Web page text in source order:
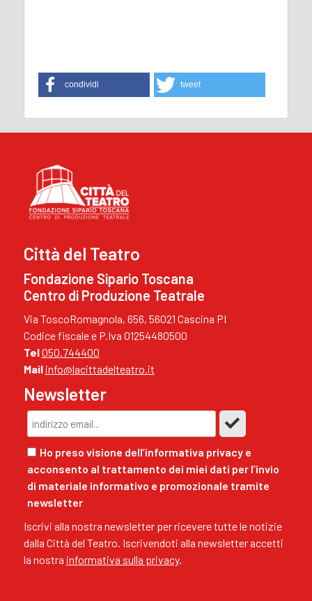
condividi tweet
Città del Teatro
Fondazione Sipario Toscana
Centro di Produzione Teatrale
Via ToscoRomagnola, 656, 56021 Cascina PI
Codice fiscale e P.Iva 01254480500
Tel050.744400
Mail info@lacittadelteatro.it
Newsletter
Ho preso visione dell’informativa privacy e
acconsento al trattamento dei miei dati per l’invio
di materiale informativo e promozionale tramite
newsletter
Iscrivi alla nostra newsletter per ricevere tutte le notizie
dalla Città del Teatro. Iscrivendoti alla newsletter accetti
la nostra informativa sulla privacy.